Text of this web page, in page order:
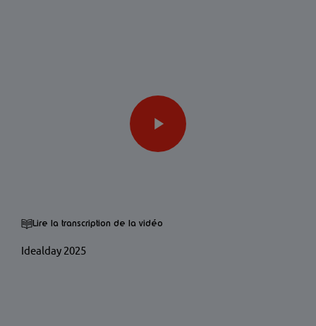
Lire la transcription de la vidéo
Idealday 2025